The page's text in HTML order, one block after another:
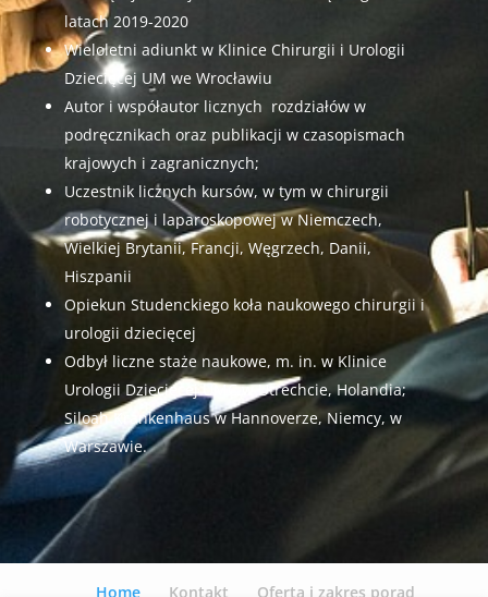
latach 2019-2020
Wieloletni adiunkt w Klinice Chirurgii i Urologii
Dziecięcej UM we Wrocławiu
Autor i współautor licznych rozdziałów w
podręcznikach oraz publikacji w czasopismach
krajowych i zagranicznych;
Uczestnik licznych kursów, w tym w chirurgii
robotycznej i laparoskopowej w Niemczech,
Wielkiej Brytanii, Francji, Węgrzech, Danii,
Hiszpanii
Opiekun Studenckiego koła naukowego chirurgii i
urologii dziecięcej
Odbył liczne staże naukowe, m. in. w Klinice
Urologii Dziecięcej UMC w Utrechcie, Holandia;
Siloah Krankenhaus w Hannoverze, Niemcy, w
Warszawie.
Home Kontakt Oferta i zakres porad